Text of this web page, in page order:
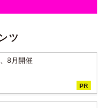
ツ
8月開催
PR